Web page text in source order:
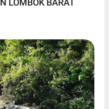
LOMBOK BARAT